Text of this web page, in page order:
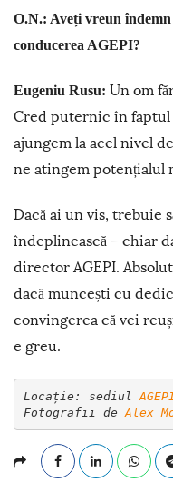
O.N.: Aveți vreun
conducerea AGEPI?
Eugeniu Rusu: Un om
Cred puternic în faptul
ajungem la acel nivel
ne atingem potențialul
Dacă ai un vis, trebuie
îndeplinească – chiar
director AGEPI.
dacă muncești cu
convingerea că vei
e greu.
Locație: sediul
Fotografii de Alex